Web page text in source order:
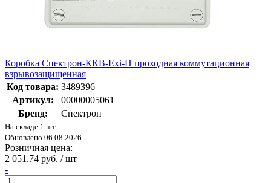
Коробка Спектрон-ККВ-Exi-П проходная коммутационная
взрывозащищенная
Код товара: 3489396
Артикул:
00000005061
Бренд:
Спектрон
На складе 1 шт
Обновлено 06.08.2026
Розничная цена:
2 051.74 руб. / шт
-